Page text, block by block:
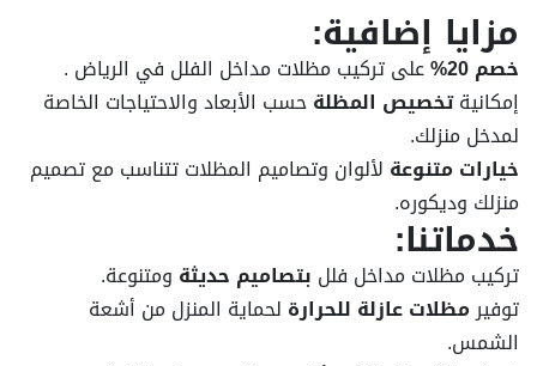
مزايا إضافية:
خصم 20%
على تركيب مظلات مداخل الفلل في الرياض .
إمكانيةتخصيص المظلةحسب الأبعاد والاحتياجات الخاصة
لمدخل منزلك.
خيارات متنوعة لألوان وتصاميم المظلات تتناسب مع تصميم
منزلك وديكوره.
خدماتنا:
تركيب مظلات مداخل فلل بتصاميم حديثة ومتنوعة.
توفيرمظلات عازلة للحرارة لحماية المنزل من أشعة
الشمس.